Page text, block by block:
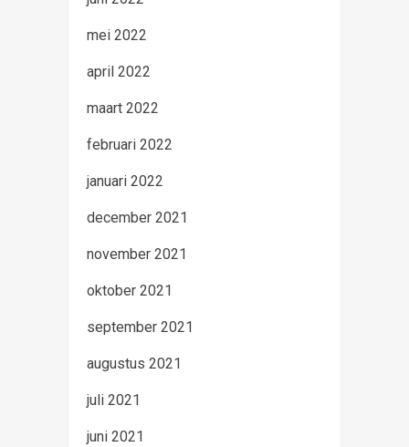
mei 2022
april 2022
maart 2022
februari 2022
januari 2022
december 2021
november 2021
oktober 2021
september 2021
augustus 2021
juli 2021
juni 2021